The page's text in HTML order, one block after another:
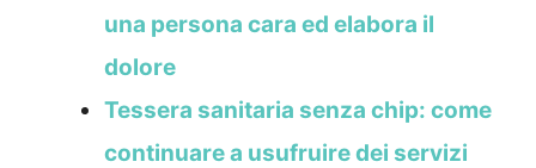
una persona cara ed elabora il
dolore
Tessera sanitaria senza chip: come
continuare a usufruire dei servizi